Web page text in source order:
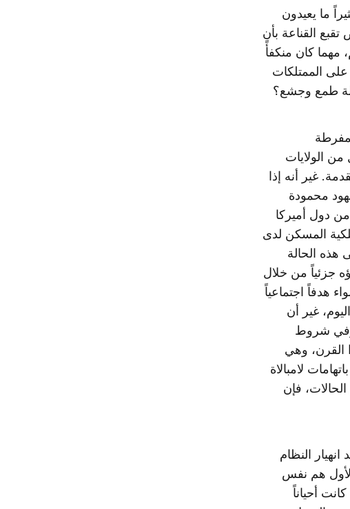
ما يعيدون
القناعة بأن
مهما كان منكفأً
الممتلكات
طمع وجشع؟
من الولايات
غير أنه إذا
محمودة
من دول أميركا
المسكن لدى
هذه الحالة
جزئياً من خلال
هدفاً اجتماعياً
غير أن
شروط
القرن، وهي
لامبالاة
فإن
النظام
هم نفس
أحياناً